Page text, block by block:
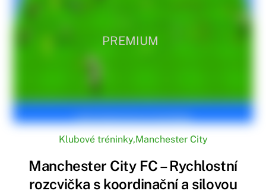
PREMIUM
Klubové tréninky,Manchester City
Manchester City FC – Rychlostní
rozcvička s koordinační a silovou